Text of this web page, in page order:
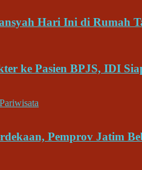
Hari Ini di Rumah
ke Pasien BPJS, IDI
Pariwisata
Pemprov Jatim